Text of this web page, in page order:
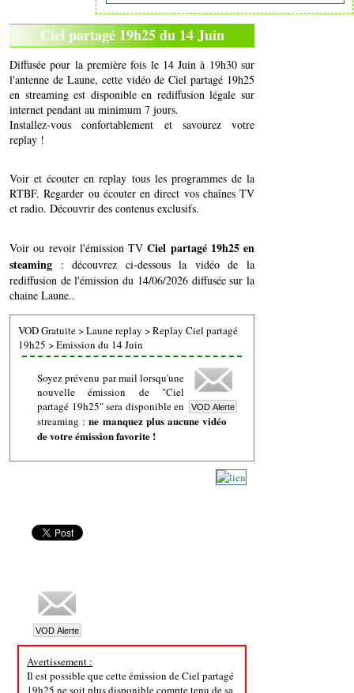
Ciel partagé 19h25 du 14 Juin
Diffusée pour la première fois le 14 Juin à 19h30 sur
l'antenne de Laune, cette vidéo de Ciel partagé 19h25
en streaming est disponible en rediffusion légale sur
internet pendant au minimum 7 jours.
Installez-vous confortablement et savourez votre
replay !
Voir et écouter en replay tous les programmes de la
RTBF. Regarder ou écouter en direct vos chaînes TV
et radio. Découvrir des contenus exclusifs.
Voir ou revoir l'émission TVCiel partagé 19h25 en
steaming : découvrez ci-dessous la vidéo de la
rediffusion de l'émission du 14/06/2026 diffusée sur la
chaine Laune..
VOD Gratuite>Laune replay >Replay Ciel partagé
19h25 >Emission du 14 Juin
Soyez prévenu par mail lorsqu'une
nouvelle émission de "Ciel
partagé 19h25" sera disponible en
streaming :ne manquez plus aucune vidéo
de votre émission favorite !
Avertissement :
Il est possible que cette émission de Ciel partagé
19h25 ne soit plus disponible compte tenu de sa